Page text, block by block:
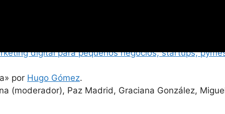
digital para pequeños negocios, startups,
por Hugo Gómez.
(moderador), Paz Madrid, Graciana González,